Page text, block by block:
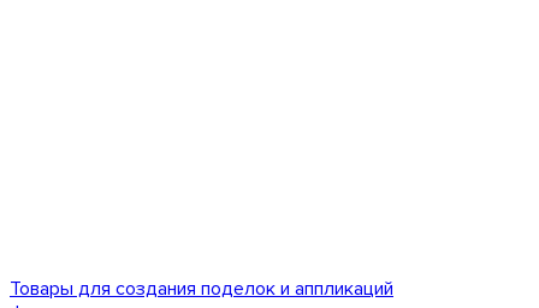
Товары для создания поделок и аппликаций